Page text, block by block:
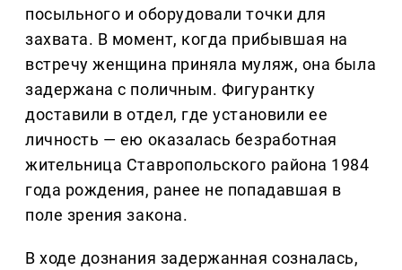
посыльного и оборудовали точки для
захвата. В момент, когда прибывшая на
встречу женщина приняла муляж, она была
задержана с поличным. Фигурантку
доставили в отдел, где установили ее
личность — ею оказалась безработная
жительница Ставропольского района 1984
года рождения, ранее не попадавшая в
поле зрения закона.
В ходе дознания задержанная созналась,